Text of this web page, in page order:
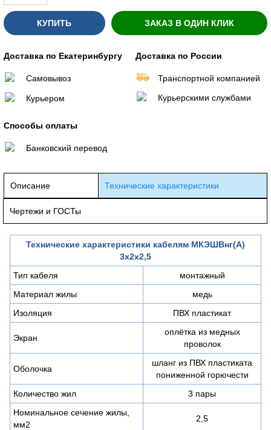
КУПИТЬ ЗАКАЗ В ОДИН КЛИК
Доставка по Екатеринбургу
Самовывоз
Курьером
Доставка по России
Транспортной компанией
Курьерскими службами
Способы оплаты
Банковский перевод
Описание Технические характеристики
Чертежи и ГОСТы
Технические характеристики кабелям МКЭШВнг(А)
3х2х2,5
Тип кабеля
монтажный
Материал жилы
медь
Изоляция
ПВХ пластикат
Экран
оплётка из медных
проволок
Оболочка
шланг из ПВХ пластиката
пониженной горючести
Количество жил
3 пары
Номинальное сечение жилы,
мм2
2,5